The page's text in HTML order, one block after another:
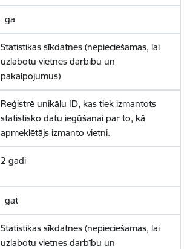
_ga
Statistikas sīkdatnes (nepieciešamas, lai
uzlabotu vietnes darbību un
pakalpojumus)
Reģistrē unikālu ID, kas tiek izmantots
statistisko datu iegūšanai par to, kā
apmeklētājs izmanto vietni.
2 gadi
_gat
Statistikas sīkdatnes (nepieciešamas, lai
uzlabotu vietnes darbību un